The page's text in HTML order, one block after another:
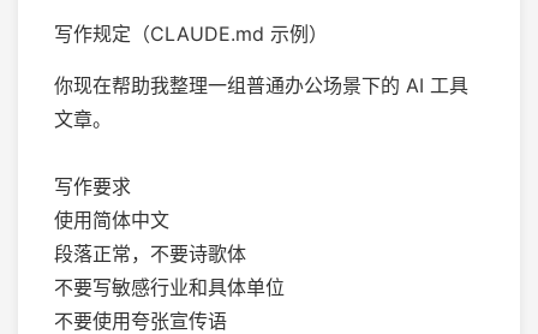
写作规定（CLAUDE.md 示例）
你现在帮助我整理一组普通办公场景下的 AI 工具
文章。
写作要求
使用简体中文
段落正常，不要诗歌体
不要写敏感行业和具体单位
不要使用夸张宣传语